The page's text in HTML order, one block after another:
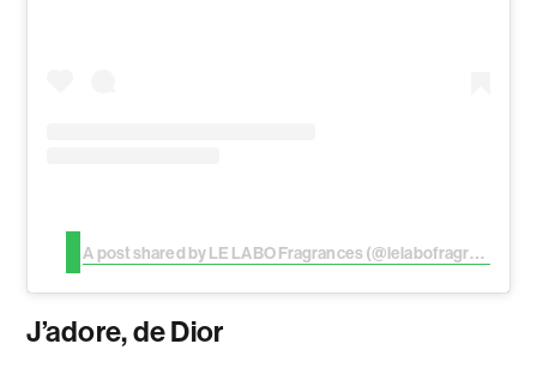
A post shared by LE LABO Fragrances (@lelabofragrances)
J’adore, de Dior